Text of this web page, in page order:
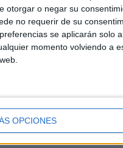
otorgar o negar su
no requerir de su
se aplicarán solo
momento volviendo a
OPCIONES
obteniendo 136
122 diputados delPSOEy
el escenario parece
tras una pelea muy
elCongreso